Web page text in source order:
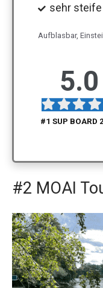
sehr
Aufblasbar,
5.0
#1 SUP BOARD
#2 MOAI